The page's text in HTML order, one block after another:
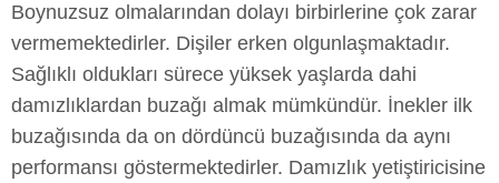
Boynuzsuz olmalarından dolayı birbirlerine çok zarar
vermemektedirler. Dişiler erken olgunlaşmaktadır.
Sağlıklı oldukları sürece yüksek yaşlarda dahi
damızlıklardan buzağı almak mümkündür. İnekler ilk
buzağısında da on dördüncü buzağısında da aynı
performansı göstermektedirler. Damızlık yetiştiricisine